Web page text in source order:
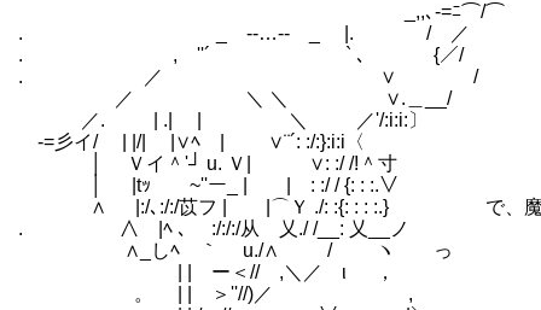
_,,､-=ﾆ⌒/⌒
. _ -‐…‐- _ |. / ／
. , ''´ ` ､ {／/
. ／ ∨ /
／ ＼ ＼ ∨.＿__/
／. | .| | ＼ ／'/:i:i:〕
-=彡イ/ | |/| |∨ﾍ | ∨¨´: :/:}:i:i〈
│ Ｖイ＾'┘ u. Ｖ| ∨: :/ /!＾寸
│ |tｯ ~''ー_ | |￣: :/ / {: : :.∨
∧ |:/､:/:/苡フ | |⌒Ｙ ./: :{: : : :.} で、魔力供
. ∧ |ﾍ ､ :/:/:/从 乂./ /__: 乂__ノ
∧_しﾍ ｀ u./∧ / ヽ っ
| | ー＜// ,＼／ ι ，
。 | | ＞''//)／ ,